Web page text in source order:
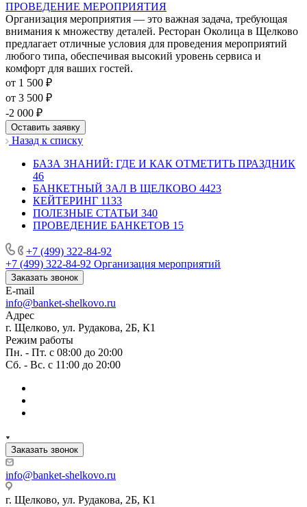
ПРОВЕДЕНИЕ МЕРОПРИЯТИЯ
Организация мероприятия — это важная задача, требующая
внимания к множеству деталей. Ресторан Околица в Щелково
предлагает отличные условия для проведения мероприятий
любого типа, обеспечивая высокий уровень сервиса и
комфорт для ваших гостей.
от 1 500 ₽
от 3 500 ₽
-2 000 ₽
Оставить заявку
Назад к списку
БАЗА ЗНАНИЙ: ГДЕ И КАК ОТМЕТИТЬ ПРАЗДНИК
46
БАНКЕТНЫЙ ЗАЛ В ЩЕЛКОВО 4423
КЕЙТЕРИНГ 1133
ПОЛЕЗНЫЕ СТАТЬИ 340
ПРОВЕДЕНИЕ БАНКЕТОВ 15
+7 (499) 322-84-92
+7 (499) 322-84-92 Организация мероприятий
Заказать звонок
E-mail
info@banket-shelkovo.ru
Адрес
г. Щелково, ул. Рудакова, 2Б, К1
Режим работы
Пн. - Пт. с 08:00 до 20:00
Сб. - Вс. с 11:00 до 20:00
Заказать звонок
info@banket-shelkovo.ru
г. Щелково, ул. Рудакова, 2Б, К1